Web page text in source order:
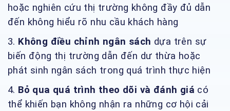
hoặc nghiên cứu thị trường không đầy đủ dẫn
đến không hiểu rõ nhu cầu khách hàng
3. Không điều chỉnh ngân sách dựa trên sự
biến động thị trường dẫn đến dư thừa hoặc
phát sinh ngân sách trong quá trình thực hiện
4. Bỏ qua quá trình theo dõi và đánh giá có
thể khiến bạn không nhận ra những cơ hội cải